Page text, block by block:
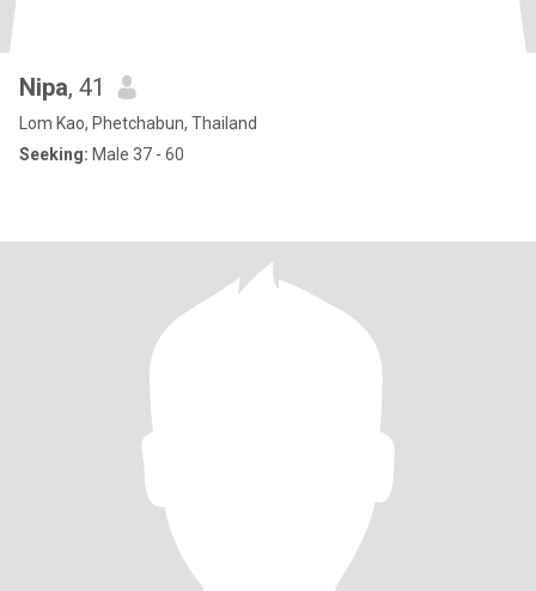
Nipa, 41
Lom Kao, Phetchabun, Thailand
Seeking: Male 37 - 60